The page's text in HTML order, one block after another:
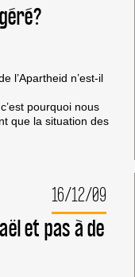
l’Apartheid n’est-il
pourquoi nous
que la situation des
16/12/09
et pas à de